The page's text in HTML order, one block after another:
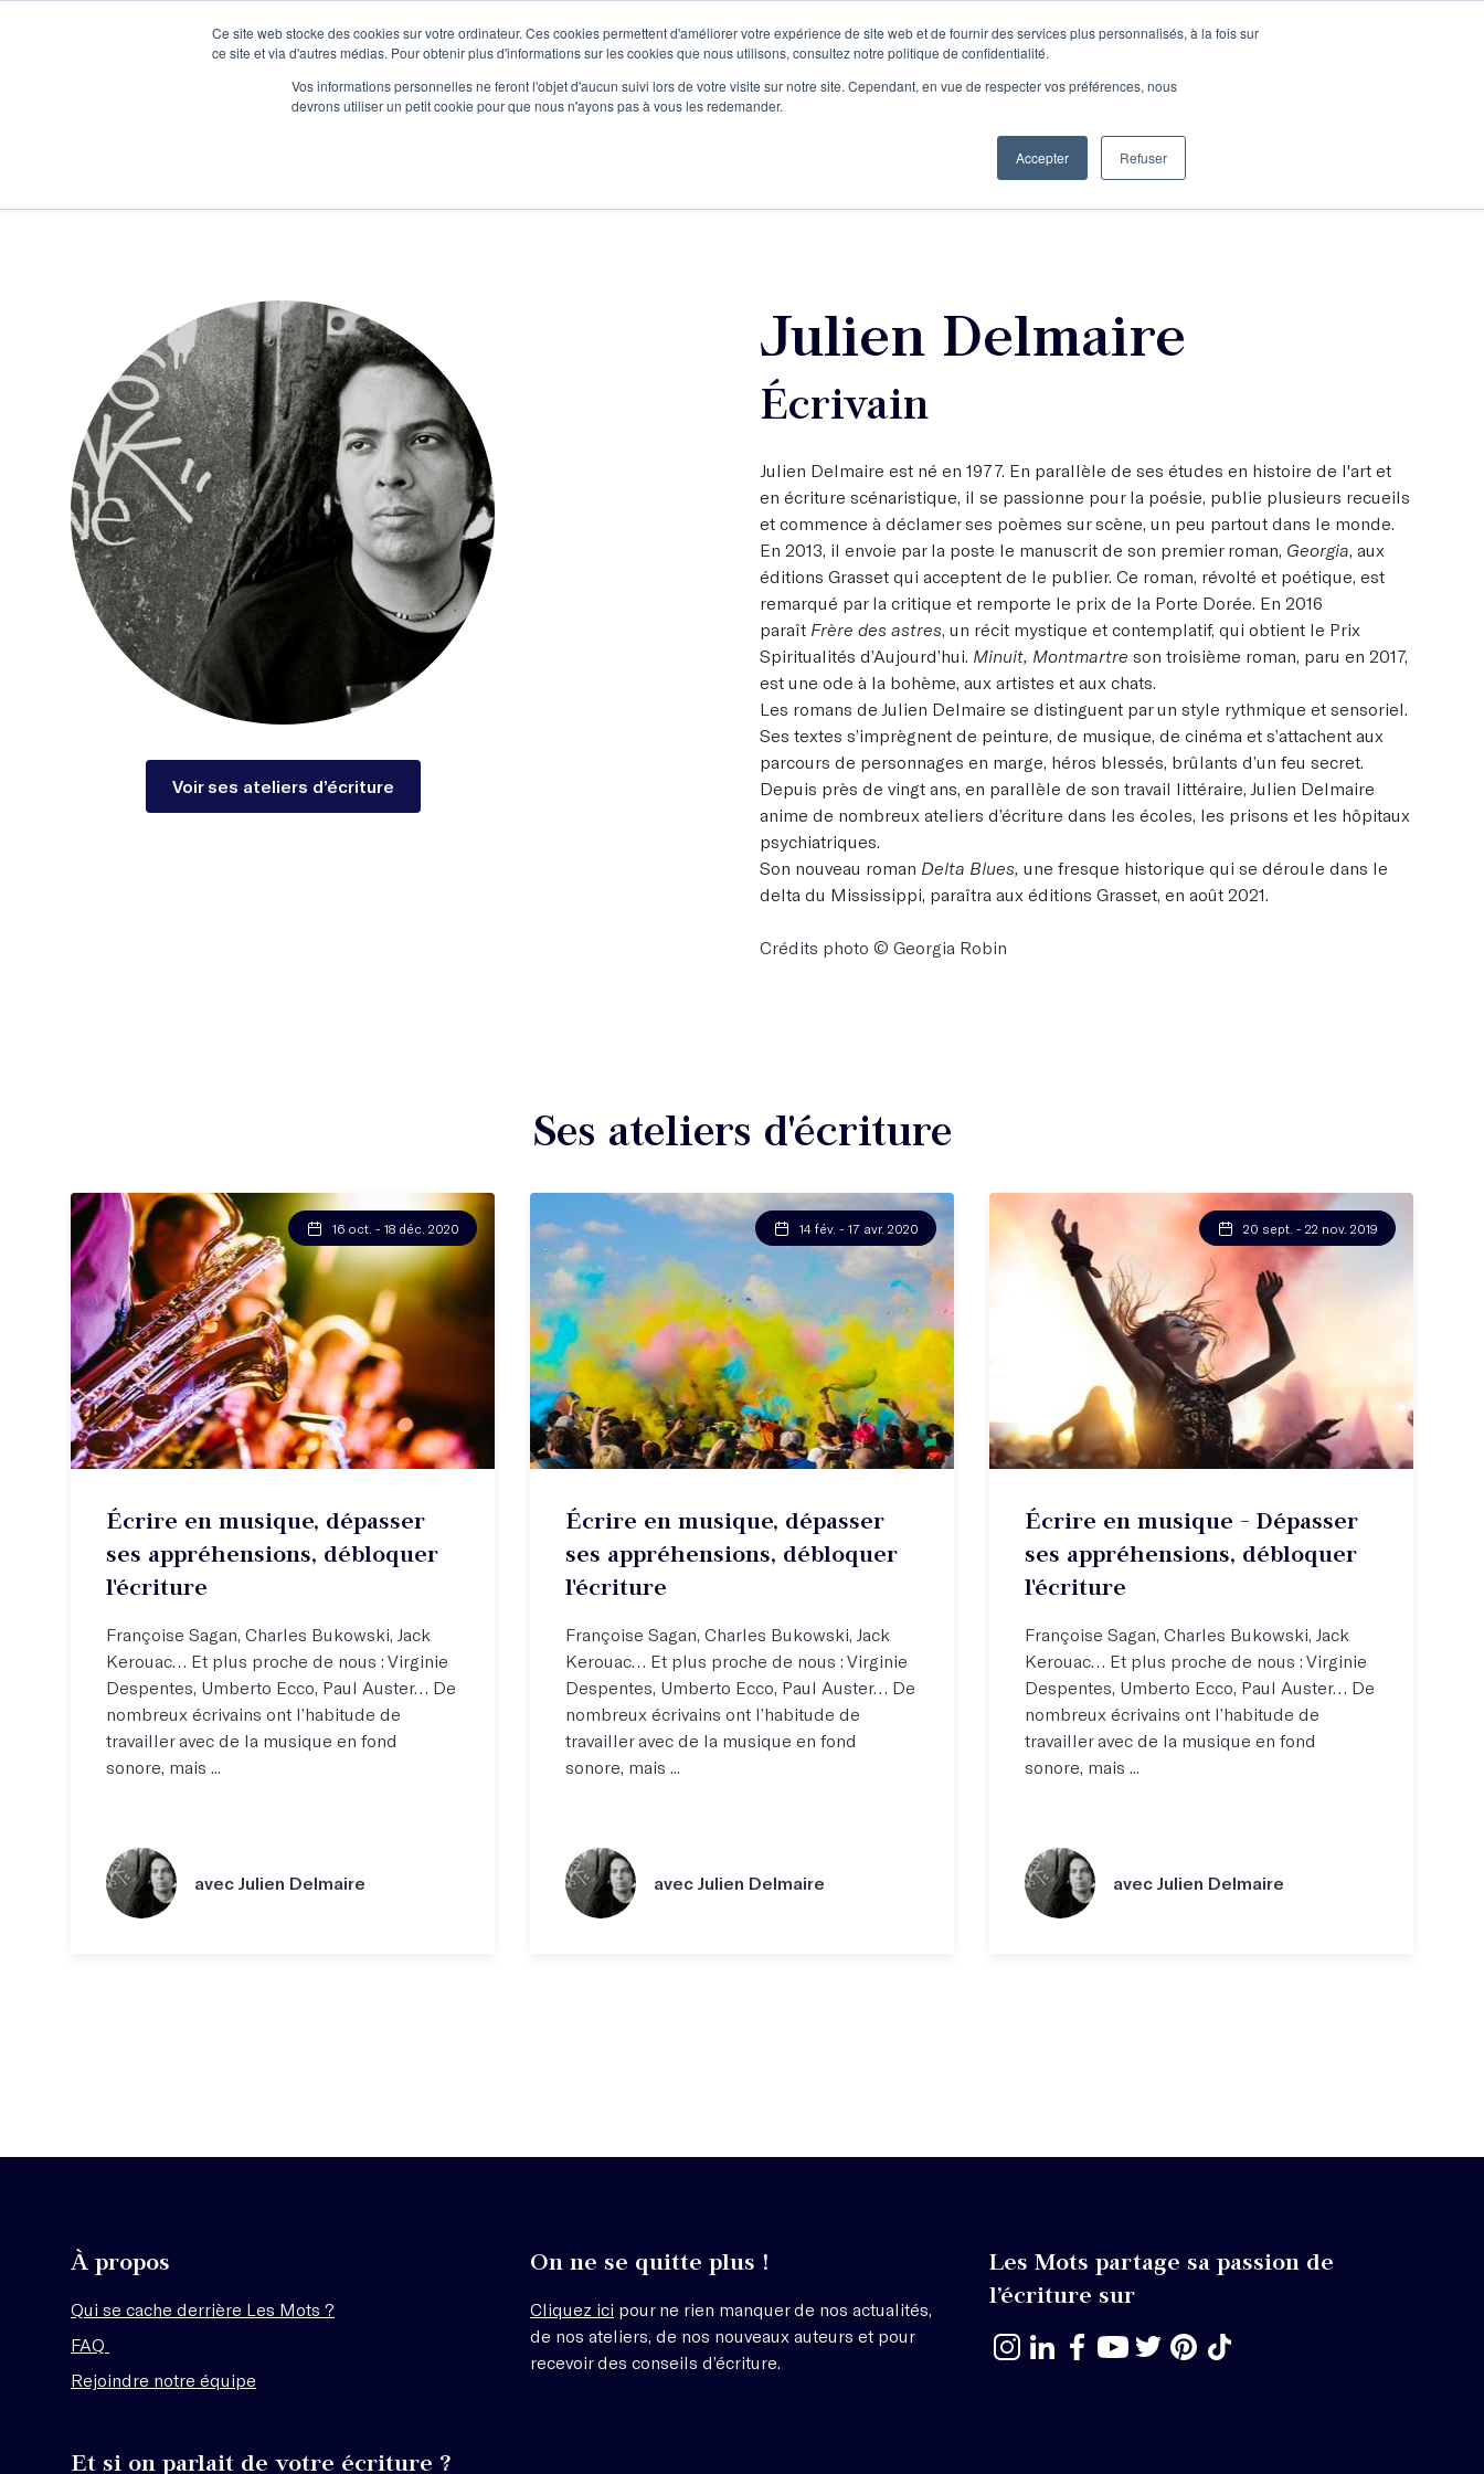
Ce site web stocke des cookies sur votre ordinateur. Ces cookies permettent d'améliorer votre expérience de site web et de fournir des services plus personnalisés, à la fois sur
ce site et via d'autres médias. Pour obtenir plus d'informations sur les cookies que nous utilisons, consultez notre politique de confidentialité.
Vos informations personnelles ne feront l'objet d'aucun suivi lors de votre visite sur notre site. Cependant, en vue de respecter vos préférences, nous
devrons utiliser un petit cookie pour que nous n'ayons pas à vous les redemander.
Accepter Refuser
Je participe à une session d’information Le podcast L'infolettre Se connecter Je découvre les ateliers
Entreprises
Voir ses ateliers d’écriture
Julien Delmaire
Écrivain
Julien Delmaire est né en 1977. En parallèle de ses études en histoire de l'art et
en écriture scénaristique, il se passionne pour la poésie, publie plusieurs recueils
et commence à déclamer ses poèmes sur scène, un peu partout dans le monde.
En 2013, il envoie par la poste le manuscrit de son premier roman, Georgia, aux
éditions Grasset qui acceptent de le publier. Ce roman, révolté et poétique, est
remarqué par la critique et remporte le prix de la Porte Dorée. En 2016
paraît Frère des astres, un récit mystique et contemplatif, qui obtient le Prix
Spiritualités d’Aujourd’hui. Minuit, Montmartre son troisième roman, paru en 2017,
est une ode à la bohème, aux artistes et aux chats.
Les romans de Julien Delmaire se distinguent par un style rythmique et sensoriel.
Ses textes s’imprègnent de peinture, de musique, de cinéma et s’attachent aux
parcours de personnages en marge, héros blessés, brûlants d’un feu secret.
Depuis près de vingt ans, en parallèle de son travail littéraire, Julien Delmaire
anime de nombreux ateliers d’écriture dans les écoles, les prisons et les hôpitaux
psychiatriques.
Son nouveau roman Delta Blues, une fresque historique qui se déroule dans le
delta du Mississippi, paraîtra aux éditions Grasset, en août 2021.
Crédits photo © Georgia Robin
Ses ateliers d'écriture
16 oct. - 18 déc. 2020
Écrire en musique, dépasser
ses appréhensions, débloquer
l'écriture
Françoise Sagan, Charles Bukowski, Jack
Kerouac… Et plus proche de nous : Virginie
Despentes, Umberto Ecco, Paul Auster… De
nombreux écrivains ont l’habitude de
travailler avec de la musique en fond
sonore, mais ...
avec Julien Delmaire
14 fév. - 17 avr. 2020
Écrire en musique, dépasser
ses appréhensions, débloquer
l'écriture
Françoise Sagan, Charles Bukowski, Jack
Kerouac… Et plus proche de nous : Virginie
Despentes, Umberto Ecco, Paul Auster… De
nombreux écrivains ont l’habitude de
travailler avec de la musique en fond
sonore, mais ...
avec Julien Delmaire
20 sept. - 22 nov. 2019
Écrire en musique - Dépasser
ses appréhensions, débloquer
l'écriture
Françoise Sagan, Charles Bukowski, Jack
Kerouac… Et plus proche de nous : Virginie
Despentes, Umberto Ecco, Paul Auster… De
nombreux écrivains ont l’habitude de
travailler avec de la musique en fond
sonore, mais ...
avec Julien Delmaire
À propos
Qui se cache derrière Les Mots ?
FAQ
Rejoindre notre équipe
On ne se quitte plus !
Cliquez ici pour ne rien manquer de nos actualités,
de nos ateliers, de nos nouveaux auteurs et pour
recevoir des conseils d’écriture.
Les Mots partage sa passion de
l’écriture sur
Et si on parlait de votre écriture ?